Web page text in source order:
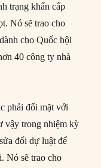
trạng khẩn cấp
Nó sẽ trao cho
cho Quốc hội
40 công ty nhà
phải đối mặt với
vậy trong nhiệm kỳ
đổi dự luật để
Nó sẽ trao cho